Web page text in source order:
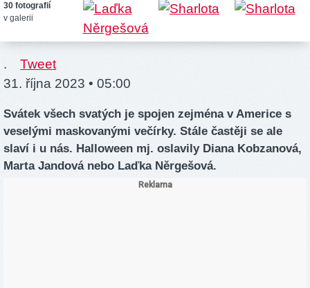
30 fotografií
v galerii
.
Tweet
31. října 2023 • 05:00
Svátek všech svatých je spojen zejména v Americe s
veselými maskovanými večírky. Stále častěji se ale
slaví i u nás. Halloween mj. oslavily Diana Kobzanová,
Marta Jandová nebo Laďka Něrgešová.